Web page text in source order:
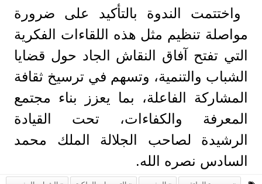
واختتمت الندوة بالتأكيد على ضرورة
مواصلة تنظيم مثل هذه اللقاءات الفكرية
التي تفتح آفاق النقاش الجاد حول قضايا
الشباب والتنمية، وتسهم في ترسيخ ثقافة
المشاركة الفاعلة، بما يعزز بناء مجتمع
المعرفة والكفاءات، تحت القيادة
الرشيدة لصاحب الجلالة الملك محمد
السادس نصره الله.